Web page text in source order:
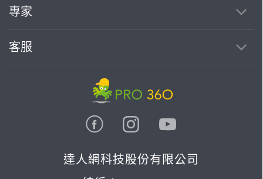
專家
客服
達人網科技股份有限公司